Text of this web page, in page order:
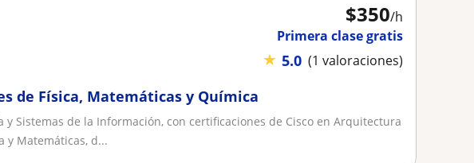
$350/h
Primera clase gratis
★ 5.0 (1 valoraciones)
de Física, Matemáticas y Química
y Sistemas de la Información, con certificaciones de Cisco en Arquitectura
y Matemáticas, d...